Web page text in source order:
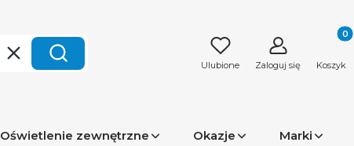
WyczyśćSzukaj Ulubione Zaloguj się Koszyk
Oświetlenie zewnętrzne Okazje Marki